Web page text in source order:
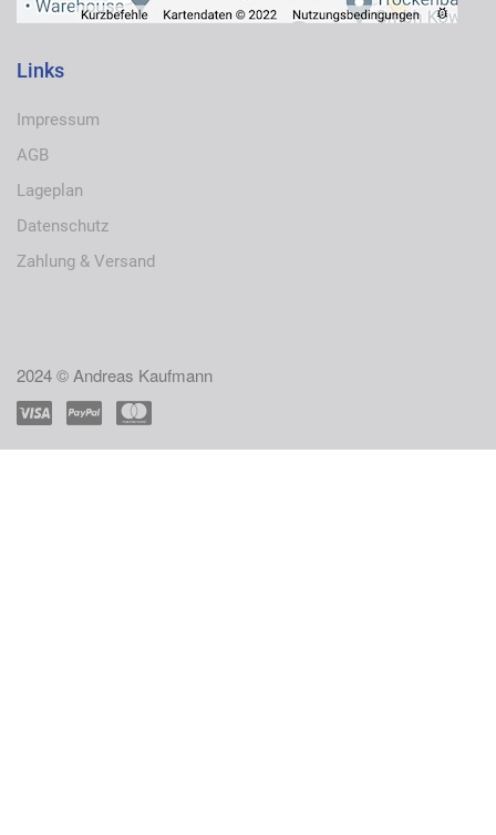
Links
Impressum
AGB
Lageplan
Datenschutz
Zahlung & Versand
2024 © Andreas Kaufmann